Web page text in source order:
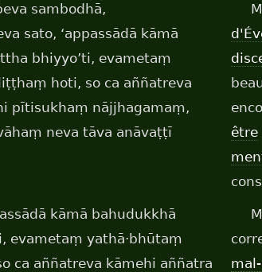
sambodhā,
sato, ‘appassādā kāmā
bhiyyo’ti, evametaṃ
hoti, so ca aññatreva
pītisukhaṃ nājjhagamaṃ,
neva tāva anāvaṭṭī
être
kāmā bahudukkhā
evametaṃ yathā·bhūtaṃ
ca aññatreva kāmehi aññatra